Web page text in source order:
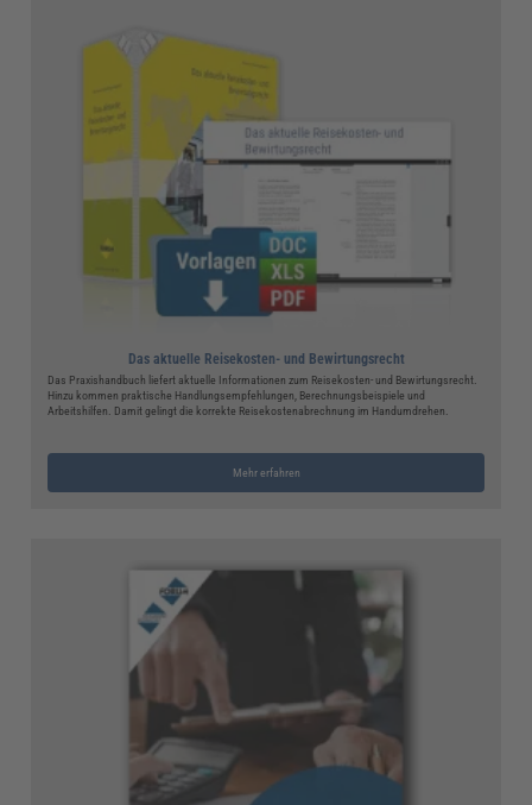
Das aktuelle Reisekosten- und Bewirtungsrecht
Das Praxishandbuch liefert aktuelle Informationen zum Reisekosten- und Bewirtungsrecht.
Hinzu kommen praktische Handlungsempfehlungen, Berechnungsbeispiele und
Arbeitshilfen. Damit gelingt die korrekte Reisekostenabrechnung im Handumdrehen.
Mehr erfahren